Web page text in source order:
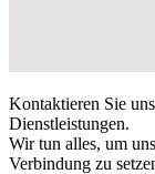
Kontaktieren Sie
Dienstleistungen.
Wir tun alles, um
Verbindung zu